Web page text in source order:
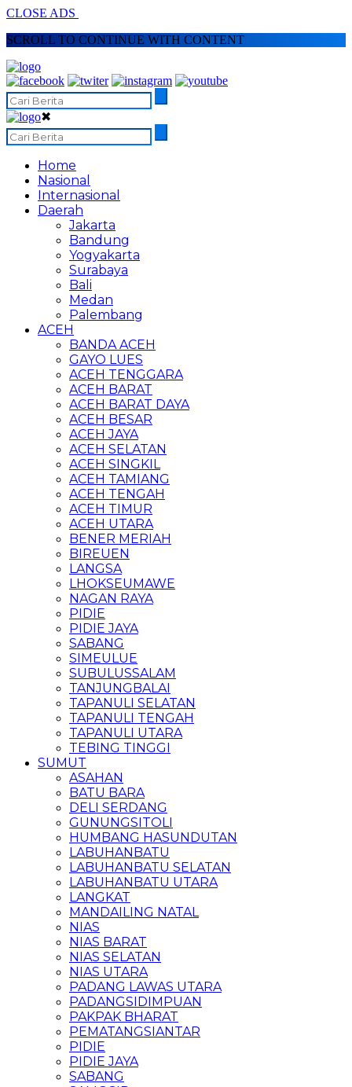
CLOSE ADS
SCROLL TO CONTINUE WITH CONTENT
✖
Home
Nasional
Internasional
Daerah
Jakarta
Bandung
Yogyakarta
Surabaya
Bali
Medan
Palembang
ACEH
BANDA ACEH
GAYO LUES
ACEH TENGGARA
ACEH BARAT
ACEH BARAT DAYA
ACEH BESAR
ACEH JAYA
ACEH SELATAN
ACEH SINGKIL
ACEH TAMIANG
ACEH TENGAH
ACEH TIMUR
ACEH UTARA
BENER MERIAH
BIREUEN
LANGSA
LHOKSEUMAWE
NAGAN RAYA
PIDIE
PIDIE JAYA
SABANG
SIMEULUE
SUBULUSSALAM
TANJUNGBALAI
TAPANULI SELATAN
TAPANULI TENGAH
TAPANULI UTARA
TEBING TINGGI
SUMUT
ASAHAN
BATU BARA
DELI SERDANG
GUNUNGSITOLI
HUMBANG HASUNDUTAN
LABUHANBATU
LABUHANBATU SELATAN
LABUHANBATU UTARA
LANGKAT
MANDAILING NATAL
NIAS
NIAS BARAT
NIAS SELATAN
NIAS UTARA
PADANG LAWAS UTARA
PADANGSIDIMPUAN
PAKPAK BHARAT
PEMATANGSIANTAR
PIDIE
PIDIE JAYA
SABANG